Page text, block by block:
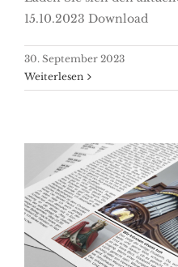
15.10.2023 Download
30. September 2023
Weiterlesen